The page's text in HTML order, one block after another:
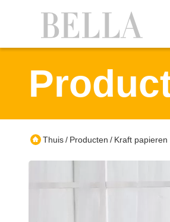
Thuis/ Producten / Kraft papieren